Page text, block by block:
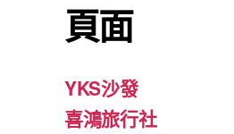
頁面
YKS沙發
喜鴻旅行社